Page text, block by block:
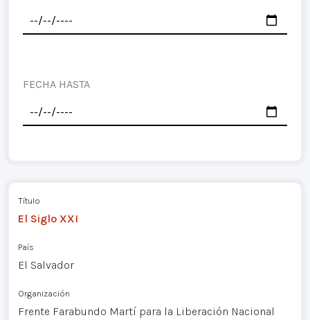
FECHA HASTA
Título
El Siglo XXI
País
El Salvador
Organización
Frente Farabundo Martí para la Liberación Nacional